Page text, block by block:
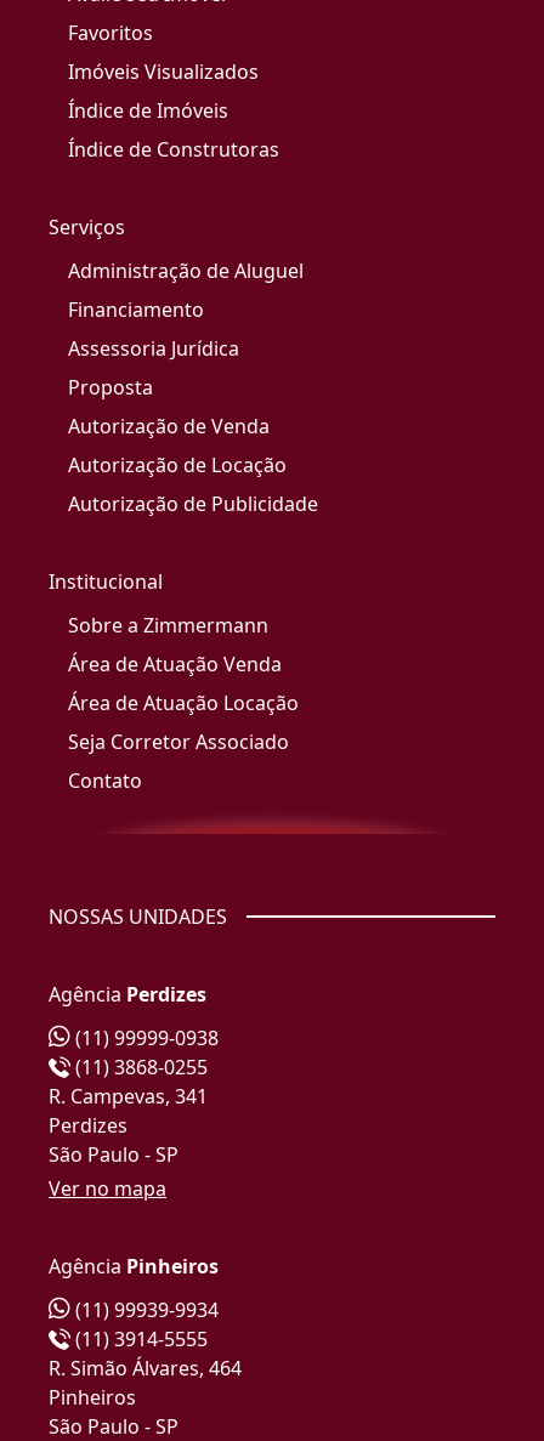
Favoritos
Imóveis Visualizados
Índice de Imóveis
Índice de Construtoras
Serviços
Administração de Aluguel
Financiamento
Assessoria Jurídica
Proposta
Autorização de Venda
Autorização de Locação
Autorização de Publicidade
Institucional
Sobre a Zimmermann
Área de Atuação Venda
Área de Atuação Locação
Seja Corretor Associado
Contato
NOSSAS UNIDADES
Agência Perdizes
(11) 99999-0938
(11) 3868-0255
R. Campevas, 341
Perdizes
São Paulo - SP
Ver no mapa
Agência Pinheiros
(11) 99939-9934
(11) 3914-5555
R. Simão Álvares, 464
Pinheiros
São Paulo - SP